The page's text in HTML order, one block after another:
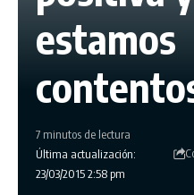
estamos
Última actualización:
23/03/2015 2:58 pm
7 minutos de lectura